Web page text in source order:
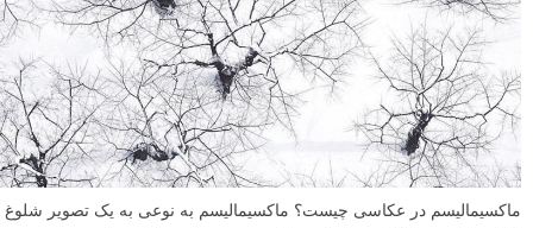
ماکسیمالیسم در عکاسی چیست؟ ماکسیمالیسم به نوعی به یک تصویر شلوغ